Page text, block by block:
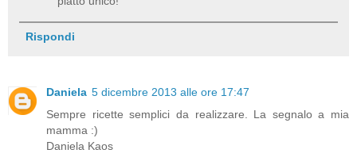
Rispondi
Daniela 5 dicembre 2013 alle ore 17:47
Sempre ricette semplici da realizzare. La segnalo a mia
mamma :)
Daniela Kaos